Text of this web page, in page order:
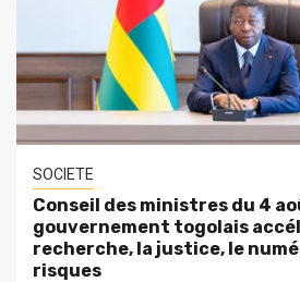
SOCIETE
Conseil des ministres du 4
gouvernement togolais
recherche, la justice, le
risques